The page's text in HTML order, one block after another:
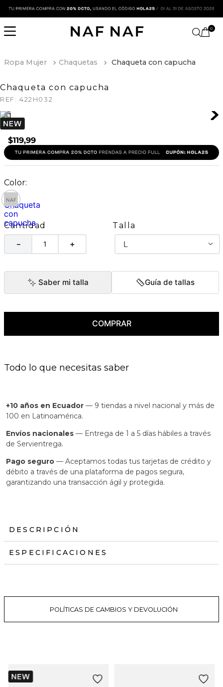
0
Ropa Mujer Chaquetas Chaqueta con capucha
Chaqueta con capucha
REF: 422H032
$119,99
Cantidad
＋
－
Talla
L
Saber mi talla Guía de tallas
COMPRAR
Todo lo que necesitas saber
+10 años en Ecuador — 9 tiendas a nivel nacional y más de
100 en Latinoamérica.
Envíos nacionales — Entrega de 1 a 5 días hábiles a través
de Servientrega.
Pago seguro — Aceptamos todas tus tarjetas de crédito y
débito a través de una plataforma de pagos segura,
garantizando una transacción ágil y protegida.
DESCRIPCIÓN
ESPECIFICACIONES
POLÍTICAS DE CAMBIOS Y DEVOLUCIÓN